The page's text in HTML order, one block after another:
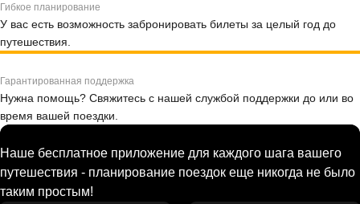
Гибкое планирование
У вас есть возможность забронировать билеты за целый год до
путешествия.
Гарантированная поддержка
Нужна помощь? Свяжитесь с нашей службой поддержки до или во
время вашей поездки.
Наше бесплатное приложение для каждого шага вашего
путешествия - планирование поездок еще никогда не было
таким простым!